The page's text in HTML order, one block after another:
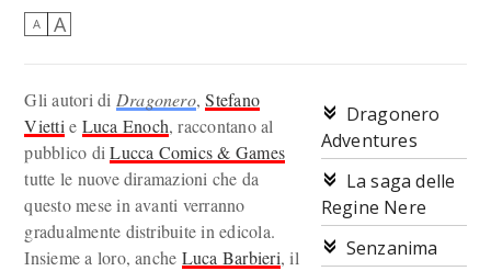
A A
Dragonero
Adventures
La saga delle
Regine Nere
Senzanima
Gli autori di Dragonero,Stefano
Vietti e Luca Enoch, raccontano al
pubblico diLucca Comics & Games
tutte le nuove diramazioni che da
questo mese in avanti verranno
gradualmente distribuite in edicola.
Insieme a loro, anche Luca Barbieri, il